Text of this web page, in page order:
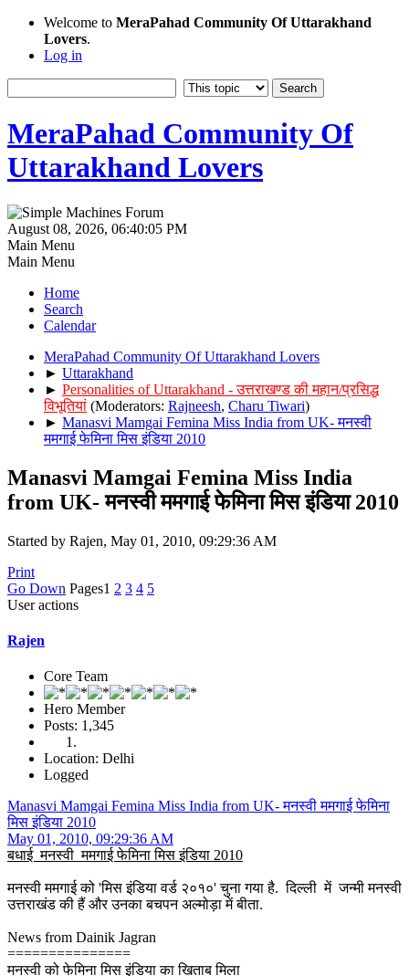
Welcome to MeraPahad Community Of Uttarakhand
Lovers.
Log in
MeraPahad Community Of
Uttarakhand Lovers
August 08, 2026, 06:40:05 PM
Main Menu
Main Menu
Home
Search
Calendar
MeraPahad Community Of Uttarakhand Lovers
► Uttarakhand
► Personalities of Uttarakhand - उत्तराखण्ड की महान/प्रसिद्ध
विभूतियां (Moderators: Rajneesh, Charu Tiwari)
► Manasvi Mamgai Femina Miss India from UK- मनस्वी
ममगाई फेमिना मिस इंडिया 2010
Manasvi Mamgai Femina Miss India
from UK- मनस्वी ममगाई फेमिना मिस इंडिया 2010
Started by Rajen, May 01, 2010, 09:29:36 AM
Print
Go Down Pages1 2 3 4 5
User actions
Rajen
Core Team
Hero Member
Posts: 1,345
Location: Delhi
Logged
Manasvi Mamgai Femina Miss India from UK- मनस्वी ममगाई फेमिना
मिस इंडिया 2010
May 01, 2010, 09:29:36 AM
बधाई मनस्वी ममगाई फेमिना मिस इंडिया 2010
मनस्वी ममगाई को 'मिस इंडिया वर्ड २०१०' चुना गया है. दिल्ली में जन्मी मनस्वी
उत्तराखंड की हैं और उनका बचपन अल्मोड़ा में बीता.
News from Dainik Jagran
===============
मनस्वी को फेमिना मिस इंडिया का खिताब मिला